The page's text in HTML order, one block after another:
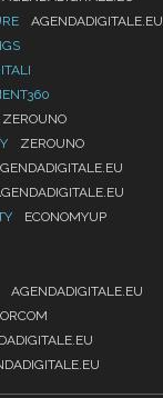
AGENDADIGITALE.EU
ZEROUNO
ZEROUNO
ECONOMYUP
AGENDADIGITALE.EU